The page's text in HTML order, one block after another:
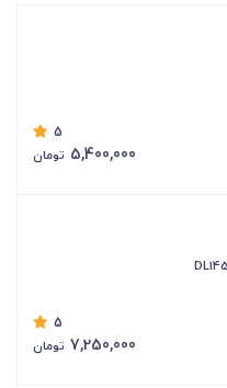
5
5,400,000 تومان
5
7,250,000 تومان